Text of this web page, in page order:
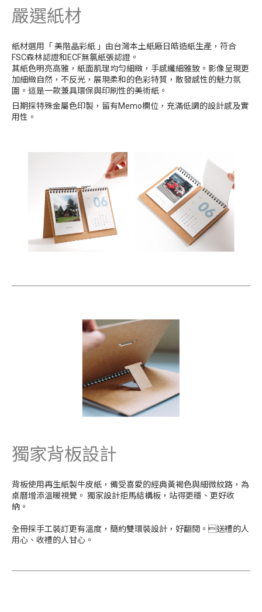
嚴選紙材
紙材選用
「 美階晶彩紙 」由台灣本土紙廠日皓造紙生產，符合
FSC森林認證和ECF無氯紙張認證。
其紙色明亮高雅，紙面肌理均勻細緻，手感纖細雅致。影像呈現更
加細緻自然，不反光，展現柔和的色彩特質，散發感性的魅力氛
圍。這是一款兼具環保與印刷性的美術紙。
日期採特殊金屬色印製，留有Memo欄位，充滿低調的設計感及實
用性。
獨家背板設計
背板使用再生紙製牛皮紙，備受喜愛的經典黃褐色與細微紋路，為
桌曆增添溫暖視覺。 獨家設計拒馬結構板，站得更穩、更好收
納。
全冊採手工裝訂更有溫度，簡約雙環裝設計，好翻閱。送禮的人
用心、收禮的人甘心。